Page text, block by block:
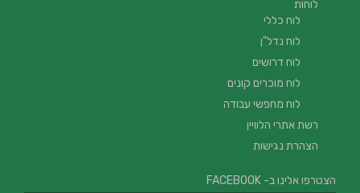
לוחות
לוח כללי
לוח נדל"ן
לוח דרושים
לוח מוכרים קונים
לוח מחפשי עבודה
רשת אתרי הלוויין
הצהרת נגישות
הצטרפו אלינו ב- FACEBOOK